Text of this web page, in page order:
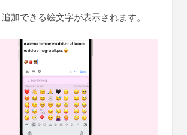
加できる絵文字が表示されます。